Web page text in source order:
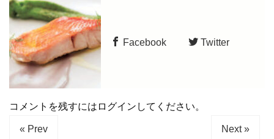
Facebook Twitter
コメントを残すにはログインしてください。
« Prev Next »